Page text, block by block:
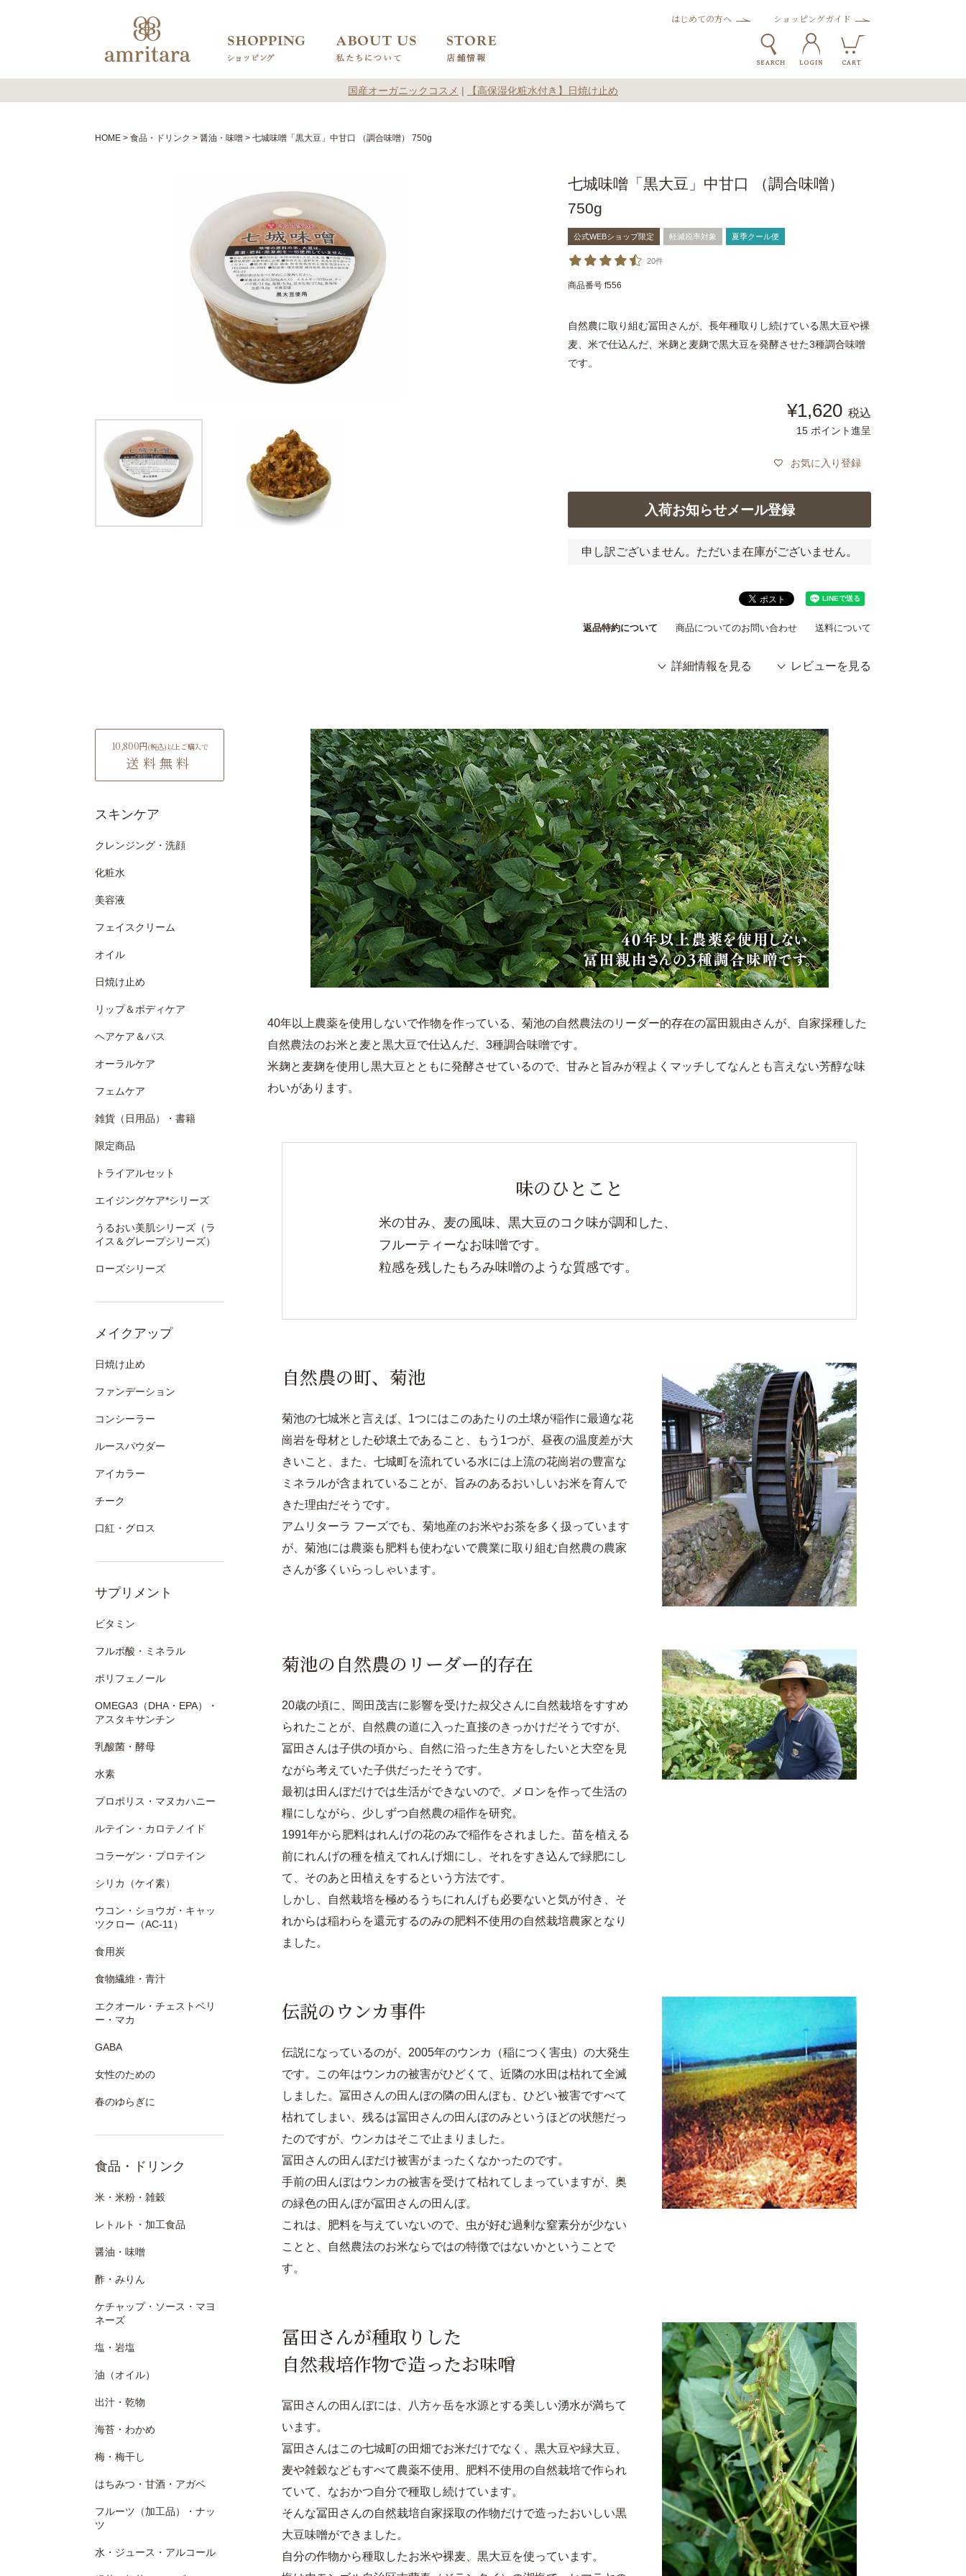
はじめての方へ ショッピングガイド
国産オーガニックコスメ | 【高保湿化粧水付き】日焼け止め
HOME 食品・ドリンク 醤油・味噌 七城味噌「黒大豆」中甘口 （調合味噌） 750g
七城味噌「黒大豆」中甘口 （調合味噌）
750g
公式WEBショップ限定 軽減税率対象 夏季クール便
20件
商品番号 f556
自然農に取り組む冨田さんが、長年種取りし続けている黒大豆や裸
麦、米で仕込んだ、米麹と麦麹で黒大豆を発酵させた3種調合味噌
です。
¥1,620 税込
15 ポイント進呈
お気に入り登録
入荷お知らせメール登録
申し訳ございません。ただいま在庫がございません。
返品特約について 商品についてのお問い合わせ 送料について
詳細情報を見る レビューを見る
10,800円(税込)以上ご購入で
送料無料
スキンケア
クレンジング・洗顔
化粧水
美容液
フェイスクリーム
オイル
日焼け止め
リップ＆ボディケア
ヘアケア＆バス
オーラルケア
フェムケア
雑貨（日用品）・書籍
限定商品
トライアルセット
エイジングケア*シリーズ
うるおい美肌シリーズ（ラ
イス＆グレープシリーズ）
ローズシリーズ
メイクアップ
日焼け止め
ファンデーション
コンシーラー
ルースパウダー
アイカラー
チーク
口紅・グロス
サプリメント
ビタミン
フルボ酸・ミネラル
ポリフェノール
OMEGA3（DHA・EPA）・
アスタキサンチン
乳酸菌・酵母
水素
プロポリス・マヌカハニー
ルテイン・カロテノイド
コラーゲン・プロテイン
シリカ（ケイ素）
ウコン・ショウガ・キャッ
ツクロー（AC-11）
食用炭
食物繊維・青汁
エクオール・チェストベリ
ー・マカ
GABA
女性のための
春のゆらぎに
食品・ドリンク
米・米粉・雑穀
レトルト・加工食品
醤油・味噌
酢・みりん
ケチャップ・ソース・マヨ
ネーズ
塩・岩塩
油（オイル）
出汁・乾物
海苔・わかめ
梅・梅干し
はちみつ・甘酒・アガベ
フルーツ（加工品）・ナッ
ツ
水・ジュース・アルコール
40年以上農薬を使用しないで作物を作っている、菊池の自然農法のリーダー的存在の冨田親由さんが、自家採種した
自然農法のお米と麦と黒大豆で仕込んだ、3種調合味噌です。
米麹と麦麹を使用し黒大豆とともに発酵させているので、甘みと旨みが程よくマッチしてなんとも言えない芳醇な味
わいがあります。
味のひとこと
米の甘み、麦の風味、黒大豆のコク味が調和した、
フルーティーなお味噌です。
粒感を残したもろみ味噌のような質感です。
自然農の町、菊池
菊池の七城米と言えば、1つにはこのあたりの土壌が稲作に最適な花
崗岩を母材とした砂壌土であること、もう1つが、昼夜の温度差が大
きいこと、また、七城町を流れている水には上流の花崗岩の豊富な
ミネラルが含まれていることが、旨みのあるおいしいお米を育んで
きた理由だそうです。
アムリターラ フーズでも、菊地産のお米やお茶を多く扱っています
が、菊池には農薬も肥料も使わないで農業に取り組む自然農の農家
さんが多くいらっしゃいます。
菊池の自然農の リーダー的存在
20歳の頃に、岡田茂吉に影響を受けた叔父さんに自然栽培をすすめ
られたことが、自然農の道に入った直接のきっかけだそうですが、
冨田さんは子供の頃から、自然に沿った生き方をしたいと大空を見
ながら考えていた子供だったそうです。
最初は田んぼだけでは生活ができないので、メロンを作って生活の
糧にしながら、少しずつ自然農の稲作を研究。
1991年から肥料はれんげの花のみで稲作をされました。苗を植える
前にれんげの種を植えてれんげ畑にし、それをすき込んで緑肥にし
て、そのあと田植えをするという方法です。
しかし、自然栽培を極めるうちにれんげも必要ないと気が付き、そ
れからは稲わらを還元するのみの肥料不使用の自然栽培農家となり
ました。
伝説のウンカ事件
伝説になっているのが、2005年のウンカ（稲につく害虫）の大発生
です。この年はウンカの被害がひどくて、近隣の水田は枯れて全滅
しました。冨田さんの田んぼの隣の田んぼも、ひどい被害ですべて
枯れてしまい、残るは冨田さんの田んぼのみというほどの状態だっ
たのですが、ウンカはそこで止まりました。
冨田さんの田んぼだけ被害がまったくなかったのです。
手前の田んぼはウンカの被害を受けて枯れてしまっていますが、奥
の緑色の田んぼが冨田さんの田んぼ。
これは、肥料を与えていないので、虫が好む過剰な窒素分が少ない
ことと、自然農法のお米ならではの特徴ではないかということで
す。
冨田さんが種取りした
自然栽培作物で造ったお味噌
冨田さんの田んぼには、八方ヶ岳を水源とする美しい湧水が満ちて
います。
冨田さんはこの七城町の田畑でお米だけでなく、黒大豆や緑大豆、
麦や雑穀などもすべて農薬不使用、肥料不使用の自然栽培で作られ
ていて、なおかつ自分で種取し続けています。
そんな冨田さんの自然栽培自家採取の作物だけで造ったおいしい黒
大豆味噌ができました。
自分の作物から種取したお米や裸麦、黒大豆を使っています。